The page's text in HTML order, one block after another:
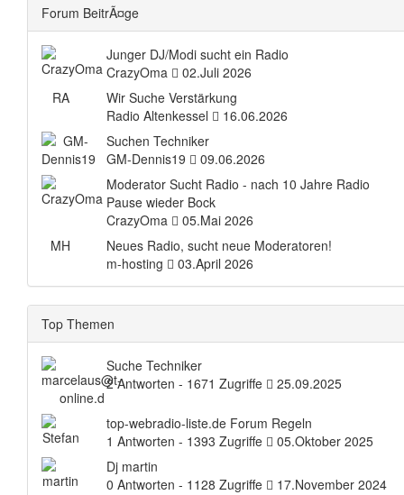
Forum BeitrÃ¤ge
Junger DJ/Modi sucht ein Radio
CrazyOma
02.Juli 2026
RA
Wir Suche Verstärkung
Radio Altenkessel
16.06.2026
Suchen Techniker
GM-Dennis19
09.06.2026
Moderator Sucht Radio - nach 10 Jahre Radio
Pause wieder Bock
CrazyOma
05.Mai 2026
MH
Neues Radio, sucht neue Moderatoren!
m-hosting
03.April 2026
Top Themen
Suche Techniker
2 Antworten - 1671 Zugriffe
25.09.2025
top-webradio-liste.de Forum Regeln
1 Antworten - 1393 Zugriffe
05.Oktober 2025
Dj martin
0 Antworten - 1128 Zugriffe
17.November 2024